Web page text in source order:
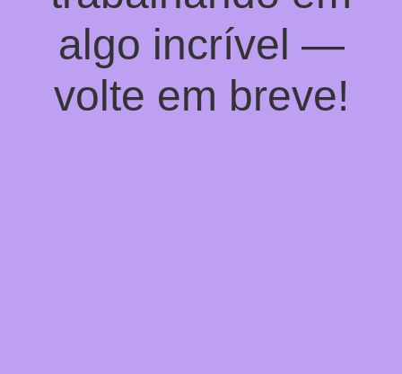
algo incrível —
volte em breve!